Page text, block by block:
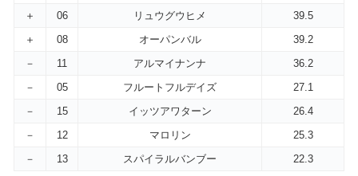
＋
06 リュウグウヒメ
39.5
＋
08 オーパンバル
39.2
－
11 アルマイナンナ
36.2
－
05 フルートフルデイズ
27.1
－
15 イッツアワターン
26.4
－
12 マロリン
25.3
－
13 スパイラルバンブー 22.3